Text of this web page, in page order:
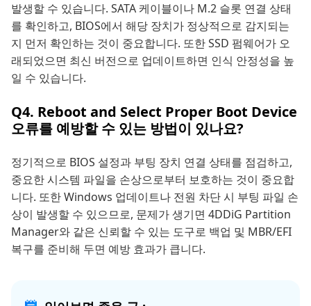
발생할 수 있습니다. SATA 케이블이나 M.2 슬롯 연결 상태
를 확인하고, BIOS에서 해당 장치가 정상적으로 감지되는
지 먼저 확인하는 것이 중요합니다. 또한 SSD 펌웨어가 오
래되었으면 최신 버전으로 업데이트하면 인식 안정성을 높
일 수 있습니다.
Q4. Reboot and Select Proper Boot Device
오류를 예방할 수 있는 방법이 있나요?
정기적으로 BIOS 설정과 부팅 장치 연결 상태를 점검하고,
중요한 시스템 파일을 손상으로부터 보호하는 것이 중요합
니다. 또한 Windows 업데이트나 전원 차단 시 부팅 파일 손
상이 발생할 수 있으므로, 문제가 생기면 4DDiG Partition
Manager와 같은 신뢰할 수 있는 도구로 백업 및 MBR/EFI
복구를 준비해 두면 예방 효과가 큽니다.